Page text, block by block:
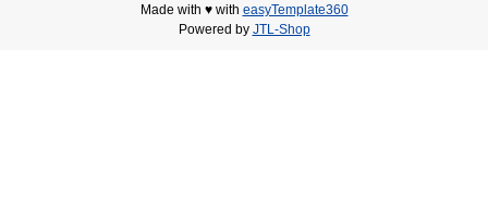
Made with ♥ with easyTemplate360
Powered by JTL-Shop